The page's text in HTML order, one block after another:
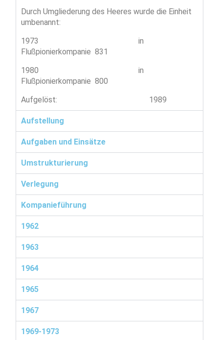
Durch Umgliederung des Heeres wurde die Einheit
umbenannt:
1973 in
Flußpionierkompanie 831
1980 in
Flußpionierkompanie 800
Aufgelöst: 1989
Aufstellung
Aufgaben und Einsätze
Umstrukturierung
Verlegung
Kompanieführung
1962
1963
1964
1965
1967
1969-1973